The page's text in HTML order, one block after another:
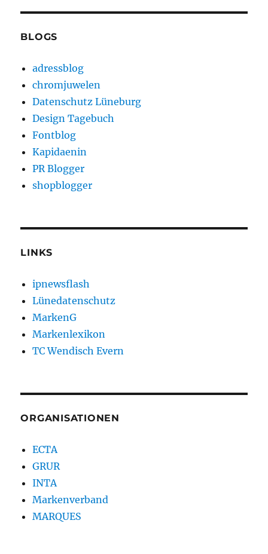
BLOGS
adressblog
chromjuwelen
Datenschutz Lüneburg
Design Tagebuch
Fontblog
Kapidaenin
PR Blogger
shopblogger
LINKS
ipnewsflash
Lünedatenschutz
MarkenG
Markenlexikon
TC Wendisch Evern
ORGANISATIONEN
ECTA
GRUR
INTA
Markenverband
MARQUES